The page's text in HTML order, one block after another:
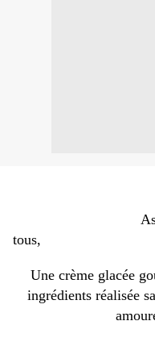
tous,
Une crème glacée
ingrédients réalisée